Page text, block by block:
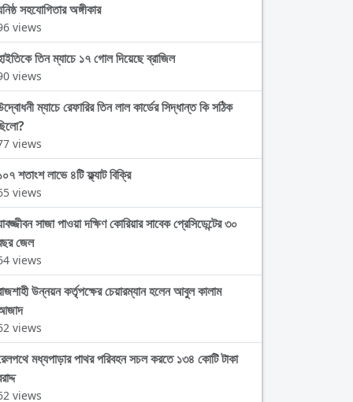
সহযোগিতার অঙ্গীকার
views
তিন ম্যাচে ১৭ গোল দিয়েছে ব্রাজিল
views
ম্যাচে রেফারির তিন লাল কার্ডের সিদ্ধান্ত কি সঠিক
views
শতাংশ লাভে ৪টি ফ্ল্যাট বিক্রি
views
সাজা পাওয়া দক্ষিণ কোরিয়ার সাবেক প্রেসিডেন্টের ৩০
জেল
views
উন্নয়ন কর্তৃপক্ষের চেয়ারম্যান হলেন আবুল কালাম
views
মধ্যপাড়ার পাথর পরিবহন সচল করতে ১৩৪ কোটি টাকা
views